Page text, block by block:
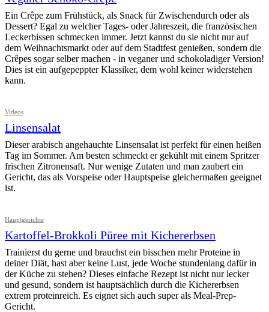
Ein Crêpe zum Frühstück, als Snack für Zwischendurch oder als
Dessert? Egal zu welcher Tages- oder Jahreszeit, die französischen
Leckerbissen schmecken immer. Jetzt kannst du sie nicht nur auf
dem Weihnachtsmarkt oder auf dem Stadtfest genießen, sondern die
Crêpes sogar selber machen - in veganer und schokoladiger Version!
Dies ist ein aufgepeppter Klassiker, dem wohl keiner widerstehen
kann.
Videos
Linsensalat
Dieser arabisch angehauchte Linsensalat ist perfekt für einen heißen
Tag im Sommer. Am besten schmeckt er gekühlt mit einem Spritzer
frischen Zitronensaft. Nur wenige Zutaten und man zaubert ein
Gericht, das als Vorspeise oder Hauptspeise gleichermaßen geeignet
ist.
Hauptgerichte
Kartoffel-Brokkoli Püree mit Kichererbsen
Trainierst du gerne und brauchst ein bisschen mehr Proteine in
deiner Diät, hast aber keine Lust, jede Woche stundenlang dafür in
der Küche zu stehen? Dieses einfache Rezept ist nicht nur lecker
und gesund, sondern ist hauptsächlich durch die Kichererbsen
extrem proteinreich. Es eignet sich auch super als Meal-Prep-
Gericht.